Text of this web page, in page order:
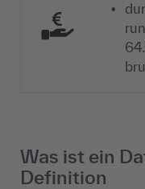
Was ist ein
Definition